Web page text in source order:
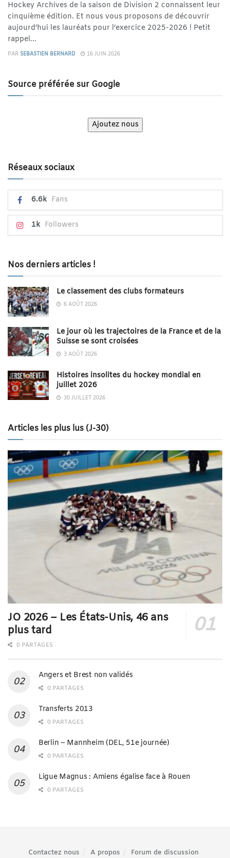
Hockey Archives de la saison de Division 2 connaissent leur
cinquième édition. Et nous vous proposons de découvrir
aujourd’hui les lauréats pour l’exercice 2025-2026 ! Petit
rappel...
PAR SEBASTIEN BERNARD 16 JUIN 2026
Source préférée sur Google
Ajoutez nous
Réseaux sociaux
6.6k Fans
1k Followers
Nos derniers articles !
Le classement des clubs formateurs
6 AOÛT 2026
Le jour où les trajectoires de la France et de la
Suisse se sont croisées
3 AOÛT 2026
Histoires insolites du hockey mondial en
juillet 2026
30 JUILLET 2026
Articles les plus lus (J-30)
JO 2026 – Les États-Unis, 46 ans
plus tard
0 PARTAGES
Angers et Brest non validés
0 PARTAGES
Transferts 2013
0 PARTAGES
Berlin – Mannheim (DEL, 51e journée)
0 PARTAGES
Ligue Magnus : Amiens égalise face à Rouen
0 PARTAGES
Contactez nous A propos Forum de discussion